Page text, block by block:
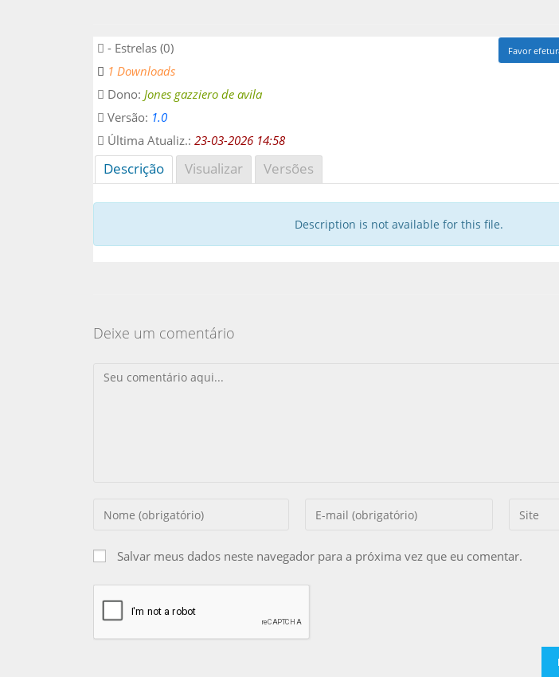
Favor
- Estrelas (0)
1 Downloads
Dono: Jones gazziero de avila
Versão: 1.0
Última Atualiz.: 23-03-2026 14:58
Descrição Visualizar Versões
Description is not available for this file.
Deixe um comentário
Salvar meus dados neste navegador para a próxima vez que eu comentar.